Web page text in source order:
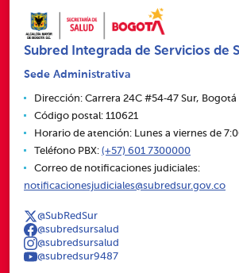
Subred Integrada de Servicios de
Sede Administrativa
Dirección: Carrera 24C #54‑47 Sur,
Código postal: 110621
Horario de atención: Lunes a viernes de
Teléfono PBX: (+57) 601 7300000
Correo de notificaciones judiciales:
notificacionesjudiciales@subredsur.gov.co
@SubRedSur
@subredsursalud
@subredsursalud
@subredsur9487